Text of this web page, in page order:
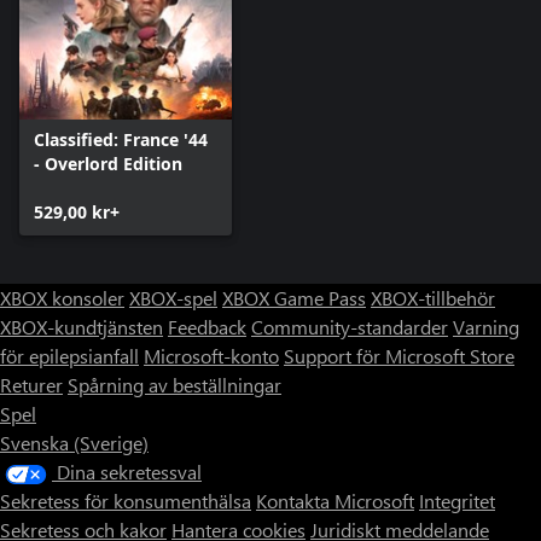
Classified: France '44
- Overlord Edition
529,00 kr+
XBOX konsolerXBOX-spel XBOX Game Pass XBOX-tillbehör
XBOX-kundtjänsten FeedbackCommunity-standarderVarning
för epilepsianfall Microsoft-konto Support för Microsoft Store
Returer Spårning av beställningar
Spel
Svenska (Sverige)
Dina sekretessval
Sekretess för konsumenthälsa Kontakta Microsoft Integritet
Sekretess och kakor Hantera cookies Juridiskt meddelande